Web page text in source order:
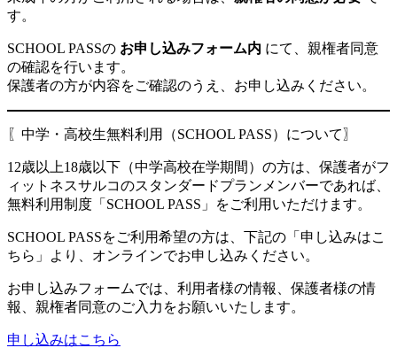
す。
SCHOOL PASSの お申し込みフォーム内 にて、親権者同意
の確認を行います。
保護者の方が内容をご確認のうえ、お申し込みください。
〖中学・高校生無料利用（SCHOOL PASS）について〗
12歳以上18歳以下（中学高校在学期間）の方は、保護者がフ
ィットネスサルコのスタンダードプランメンバーであれば、
無料利用制度「SCHOOL PASS」をご利用いただけます。
SCHOOL PASSをご利用希望の方は、下記の「申し込みはこ
ちら」より、オンラインでお申し込みください。
お申し込みフォームでは、利用者様の情報、保護者様の情
報、親権者同意のご入力をお願いいたします。
申し込みはこちら